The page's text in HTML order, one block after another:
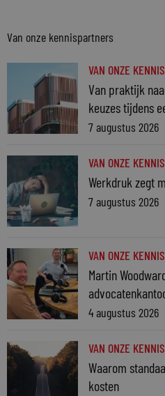
Van onze kennispartners
VAN ONZE
Van praktijk
keuzes tijdens
7 augustus 2026
VAN ONZE
Werkdruk zegt
7 augustus 2026
VAN ONZE
Martin
4 augustus 2026
VAN ONZE
Waarom
kosten